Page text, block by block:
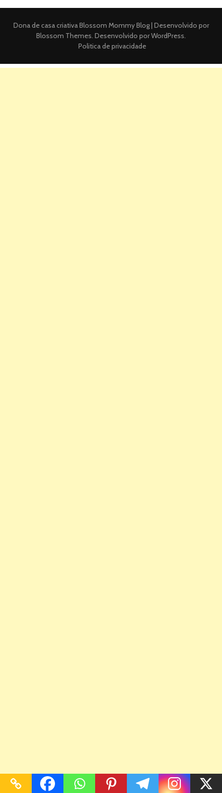
Dona de casa criativaBlossom Mommy Blog | Desenvolvido por
Blossom Themes. Desenvolvido porWordPress.
Politica de privacidade